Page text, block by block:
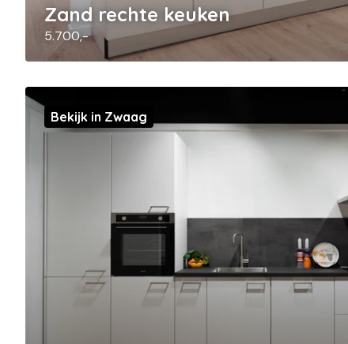
Zand rechte keuken
5.700,-
Bekijk in Zwaag